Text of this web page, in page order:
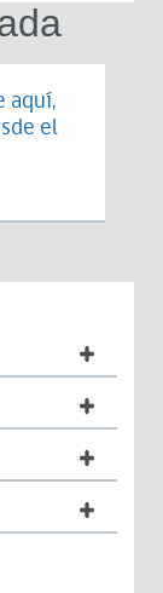
aquí,
el